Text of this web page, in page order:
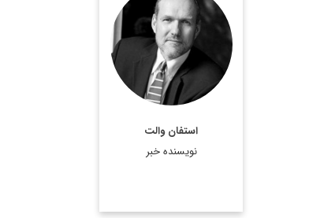
استفان والت
نویسنده خبر
استفان مارتين والت
(متولد 2 جولاي 1955) در
امريكا و استاد روابط بين
الملل دانشگاه هاروارد
است. وي چندين كتاب در
است. والت بارها سياست
...